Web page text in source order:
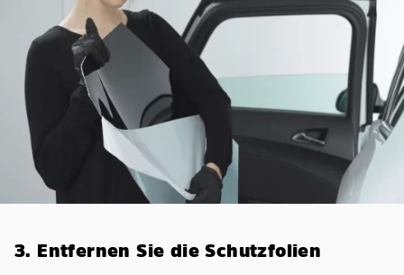
3. Entfernen Sie die Schutzfolien